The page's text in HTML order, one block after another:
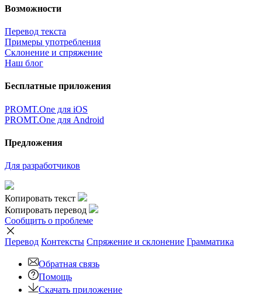
Возможности
Перевод текста
Примеры употребления
Склонение и спряжение
Наш блог
Бесплатные приложения
PROMT.One для iOS
PROMT.One для Android
Предложения
Для разработчиков
Копировать текст
Копировать перевод
Сообщить о проблеме
Перевод Контексты Спряжение и склонение Грамматика
Обратная связь
Помощь
Скачать приложение